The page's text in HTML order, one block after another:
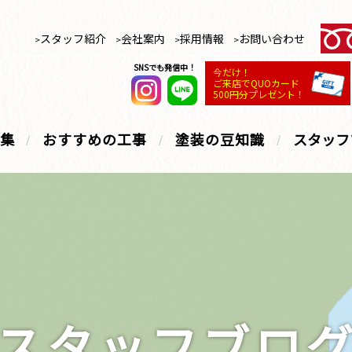
スタッフ紹介 会社案内 採用情報 お問い合わせ
SNSでも発信中！
今だけ！
ご来店でQUOカード
500円分プレゼント！
おすすめの工事 塗装の豆知識 スタッ